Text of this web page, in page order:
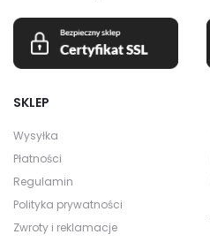
SKLEP
Wysyłka
Płatności
Regulamin
Polityka prywatności
Zwroty i reklamacje